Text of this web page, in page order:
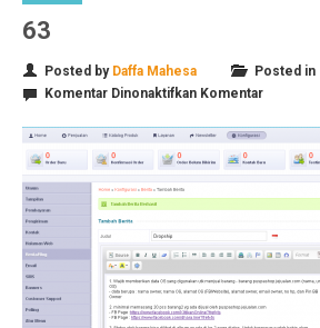
63
Posted by Daffa Mahesa
Posted in
Komentar Dinonaktifkanpada
Komentar